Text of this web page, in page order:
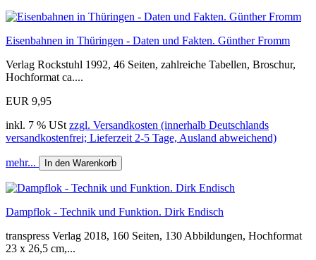
Eisenbahnen in Thüringen - Daten und Fakten. Günther Fromm
Verlag Rockstuhl 1992, 46 Seiten, zahlreiche Tabellen, Broschur,
Hochformat ca....
EUR 9,95
inkl. 7 % USt zzgl. Versandkosten (innerhalb Deutschlands
versandkostenfrei; Lieferzeit 2-5 Tage, Ausland abweichend)
mehr... In den Warenkorb
Dampflok - Technik und Funktion. Dirk Endisch
transpress Verlag 2018, 160 Seiten, 130 Abbildungen, Hochformat
23 x 26,5 cm,...